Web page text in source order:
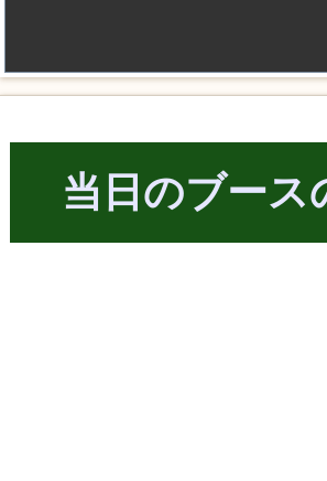
当日のブース